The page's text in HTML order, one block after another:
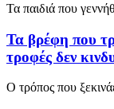
Τα παιδιά που
Τα βρέφη που
τροφές δεν
Ο τρόπος που